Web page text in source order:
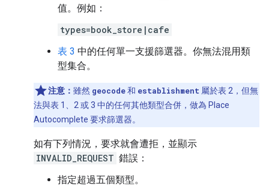
值。例如：
types=book_store|cafe
表 3 中的任何單一支援篩選器。你無法混用類
型集合。
注意： 雖然 geocode和 establishment 屬於表 2，但無
法與表 1、2 或 3 中的任何其他類型合併，做為 Place
Autocomplete 要求篩選器。
如有下列情況，要求就會遭拒，並顯示
INVALID_REQUEST 錯誤：
指定超過五個類型。